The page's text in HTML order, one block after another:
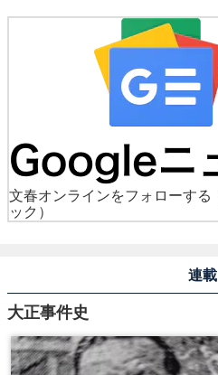
文春オンラインをフォローする
ック）
連載
大正事件史